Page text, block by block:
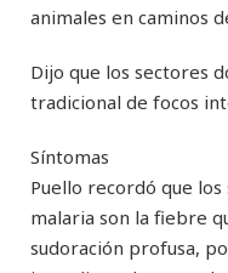
animales en caminos
Dijo que los sectores
tradicional de focos
Síntomas
Puello recordó que
malaria son la fiebre
sudoración profusa,